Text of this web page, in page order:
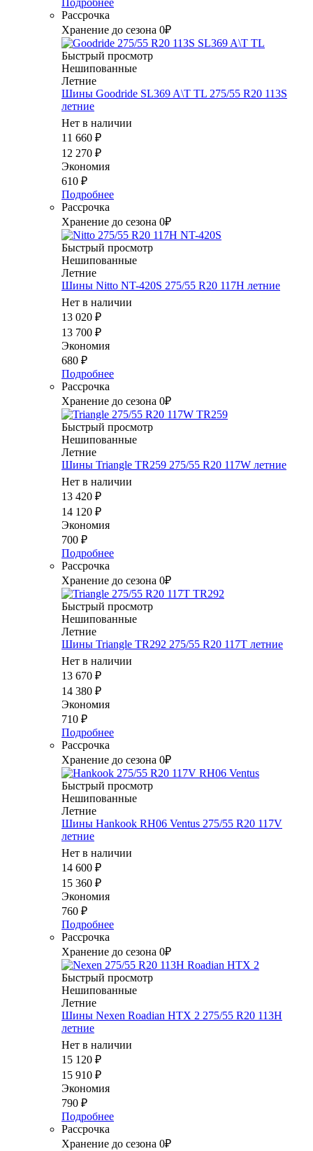
Подробнее
Рассрочка
Хранение до сезона 0₽
Быстрый просмотр
Нешипованные
Летние
Шины Goodride SL369 A\T TL 275/55 R20 113S
летние
Нет в наличии
11 660 ₽
12 270 ₽
Экономия
610 ₽
Подробнее
Рассрочка
Хранение до сезона 0₽
Быстрый просмотр
Нешипованные
Летние
Шины Nitto NT-420S 275/55 R20 117H летние
Нет в наличии
13 020 ₽
13 700 ₽
Экономия
680 ₽
Подробнее
Рассрочка
Хранение до сезона 0₽
Быстрый просмотр
Нешипованные
Летние
Шины Triangle TR259 275/55 R20 117W летние
Нет в наличии
13 420 ₽
14 120 ₽
Экономия
700 ₽
Подробнее
Рассрочка
Хранение до сезона 0₽
Быстрый просмотр
Нешипованные
Летние
Шины Triangle TR292 275/55 R20 117T летние
Нет в наличии
13 670 ₽
14 380 ₽
Экономия
710 ₽
Подробнее
Рассрочка
Хранение до сезона 0₽
Быстрый просмотр
Нешипованные
Летние
Шины Hankook RH06 Ventus 275/55 R20 117V
летние
Нет в наличии
14 600 ₽
15 360 ₽
Экономия
760 ₽
Подробнее
Рассрочка
Хранение до сезона 0₽
Быстрый просмотр
Нешипованные
Летние
Шины Nexen Roadian HTX 2 275/55 R20 113H
летние
Нет в наличии
15 120 ₽
15 910 ₽
Экономия
790 ₽
Подробнее
Рассрочка
Хранение до сезона 0₽